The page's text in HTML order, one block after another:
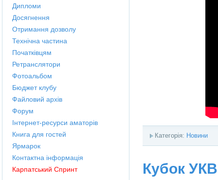
Категорія: Новини
Кубок
Дипломи
Досягнення
Отримання дозволу
Технічна частина
Початківцям
Ретранслятори
Фотоальбом
Бюджет клубу
Файловий архів
Форум
Інтернет-ресурси аматорів
Книга для гостей
Ярмарок
Контактна інформація
Карпатський Спринт